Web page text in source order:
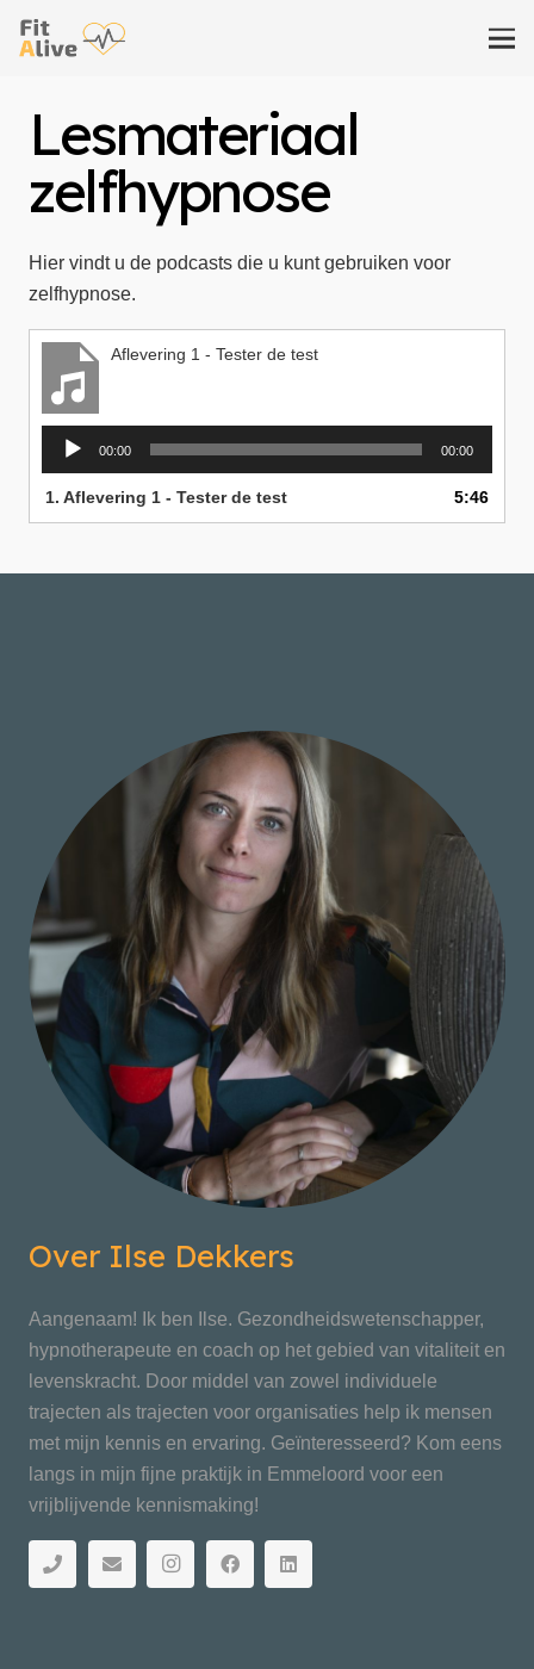
Lesmateriaal
zelfhypnose
Hier vindt u de podcasts die u kunt gebruiken voor
zelfhypnose.
Aflevering 1 - Tester de test
Audiospeler
00:00 00:00
1. Aflevering 1 - Tester de test 5:46
Over Ilse Dekkers
Aangenaam! Ik ben Ilse. Gezondheidswetenschapper,
hypnotherapeute en coach op het gebied van vitaliteit en
levenskracht. Door middel van zowel individuele
trajecten als trajecten voor organisaties help ik mensen
met mijn kennis en ervaring. Geïnteresseerd? Kom eens
langs in mijn fijne praktijk in Emmeloord voor een
vrijblijvende kennismaking!